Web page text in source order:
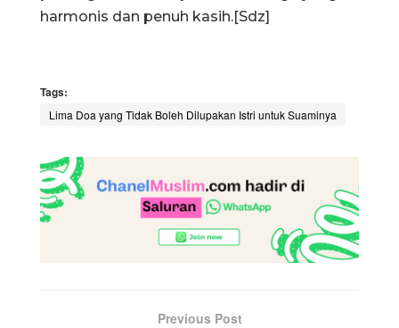
harmonis dan penuh kasih.[Sdz]
Tags:
Lima Doa yang Tidak Boleh Dilupakan Istri untuk Suaminya
Previous Post